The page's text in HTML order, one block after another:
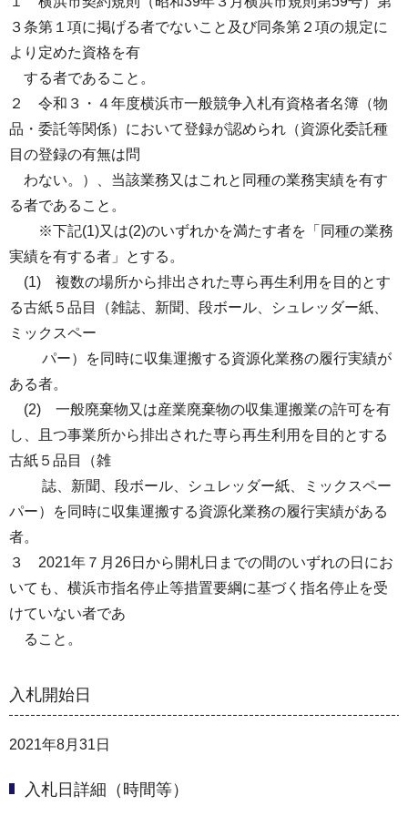
３条第１項に掲げる者でないこと及び同条第２項の規定に
より定めた資格を有
する者であること。
２ 令和３・４年度横浜市一般競争入札有資格者名簿（物
品・委託等関係）において登録が認められ（資源化委託種
目の登録の有無は問
わない。）、当該業務又はこれと同種の業務実績を有す
る者であること。
※下記(1)又は(2)のいずれかを満たす者を「同種の業務
実績を有する者」とする。
(1) 複数の場所から排出された専ら再生利用を目的とす
る古紙５品目（雑誌、新聞、段ボール、シュレッダー紙、
ミックスペー
パー）を同時に収集運搬する資源化業務の履行実績が
ある者。
(2) 一般廃棄物又は産業廃棄物の収集運搬業の許可を有
し、且つ事業所から排出された専ら再生利用を目的とする
古紙５品目（雑
誌、新聞、段ボール、シュレッダー紙、ミックスペー
パー）を同時に収集運搬する資源化業務の履行実績がある
者。
３ 2021年７月26日から開札日までの間のいずれの日にお
いても、横浜市指名停止等措置要綱に基づく指名停止を受
けていない者であ
ること。
入札開始日
2021年8月31日
入札日詳細（時間等）